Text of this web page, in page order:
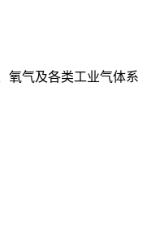
氧气及各类工业气体系